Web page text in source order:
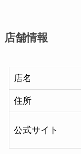
店舗情報
店名
住所
公式サイト